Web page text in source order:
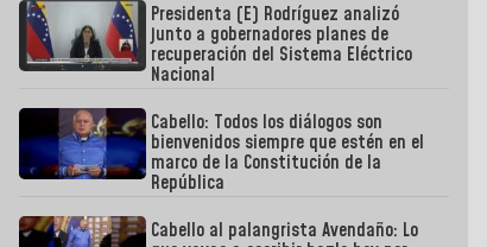
Presidenta (E) Rodríguez analizó
junto a gobernadores planes de
recuperación del Sistema Eléctrico
Nacional
Cabello: Todos los diálogos son
bienvenidos siempre que estén en el
marco de la Constitución de la
República
Cabello al palangrista Avendaño: Lo